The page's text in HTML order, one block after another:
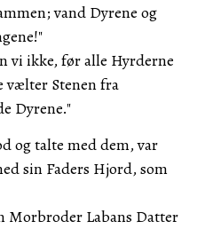
vand Dyrene og
vi ikke, før alle Hyrderne
vælter Stenen fra
Dyrene."
og talte med dem, var
sin Faders Hjord, som
Morbroder Labans Datter